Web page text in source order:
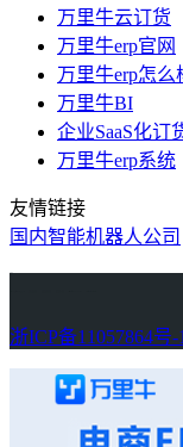
万里牛云订货
万里牛erp官网
万里牛erp怎么
万里牛BI
企业SaaS化订
万里牛erp系统
友情链接
国内智能机器人公司
浙ICP备11057864号-1